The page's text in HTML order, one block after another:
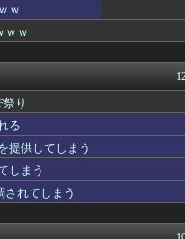
さ……
？
乃木
の彫り師Yo...
あ
乃木
てネット民をドン...
オ
きやすくなる発想...
黒
り
！？」
路
アル
ス
ｗ
ｗｗ
り
る
提供してしまう
しまう
されてしまう